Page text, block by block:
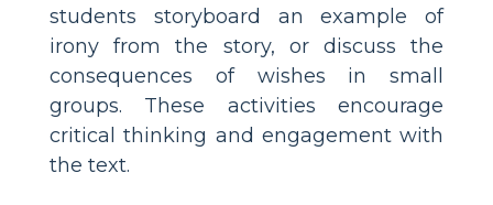
students storyboard an example of
irony from the story, or discuss the
consequences of wishes in small
groups. These activities encourage
critical thinking and engagement with
the text.